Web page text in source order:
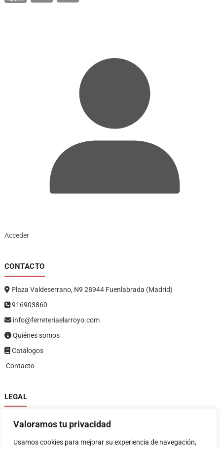
Valoramos tu privacidad
Usamos cookies para mejorar su experiencia de navegación,
Acceder
CONTACTO
Plaza Valdeserrano, N9 28944 Fuenlabrada (Madrid)
916903860
info@ferreteriaelarroyo.com
Quiénes somos
Catálogos
Contacto
LEGAL
Política de privacidad
Política de devoluciones y reembolsos
Términos y condiciones